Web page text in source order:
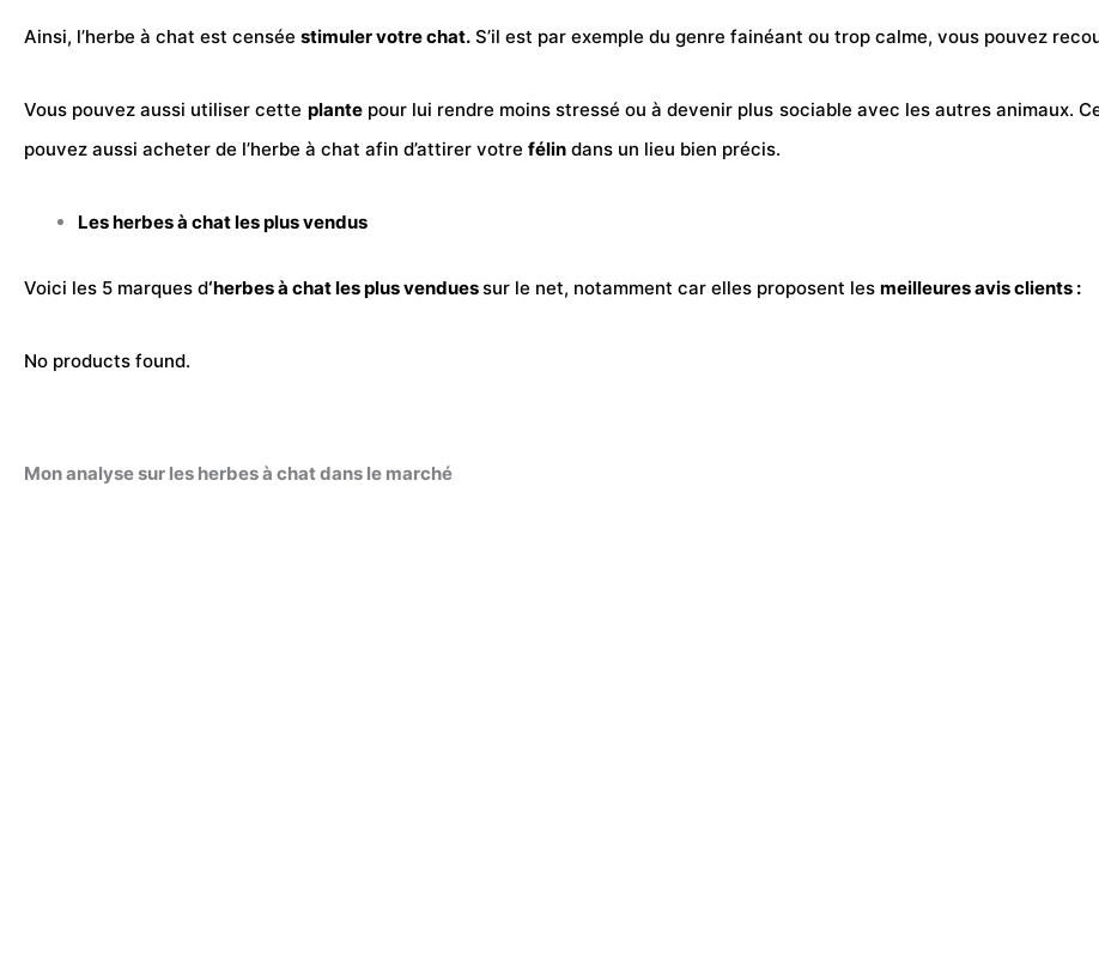
Ainsi, l’herbe à chat est censée stimuler votre chat. S’il est par exemple du genre fainéant ou trop calme, vous pouvez
Vous pouvez aussi utiliser cette plantepour lui rendre moins stressé ou à devenir plus sociable avec les autres animaux.
pouvez aussi acheter de l’herbe à chat afin d’attirer votre félin dans un lieu bien précis.
Les herbes à chat les plus vendus
Voici les 5 marques d‘herbes à chat les plus vendues sur le net, notamment car elles proposent les meilleures avis clients :
No products found.
Mon analyse sur les herbes à chat dans le marché